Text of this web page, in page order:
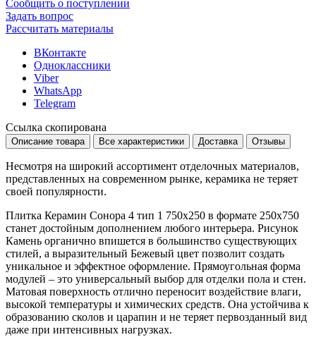
Сообщить о поступлении
Задать вопрос
Рассчитать материалы
ВКонтакте
Одноклассники
Viber
WhatsApp
Telegram
Ссылка скопирована
Описание товара Все характеристики Доставка Отзывы
Несмотря на широкий ассортимент отделочных материалов,
представленных на современном рынке, керамика не теряет
своей популярности.
Плитка Керамин Сонора 4 тип 1 750х250 в формате 250x750
станет достойным дополнением любого интерьера. Рисунок
Камень органично впишется в большинство существующих
стилей, а выразительный Бежевый цвет позволит создать
уникальное и эффектное оформление. Прямоугольная форма
модулей – это универсальный выбор для отделки пола и стен.
Матовая поверхность отлично переносит воздействие влаги,
высокой температуры и химических средств. Она устойчива к
образованию сколов и царапин и не теряет первозданный вид
даже при интенсивных нагрузках.